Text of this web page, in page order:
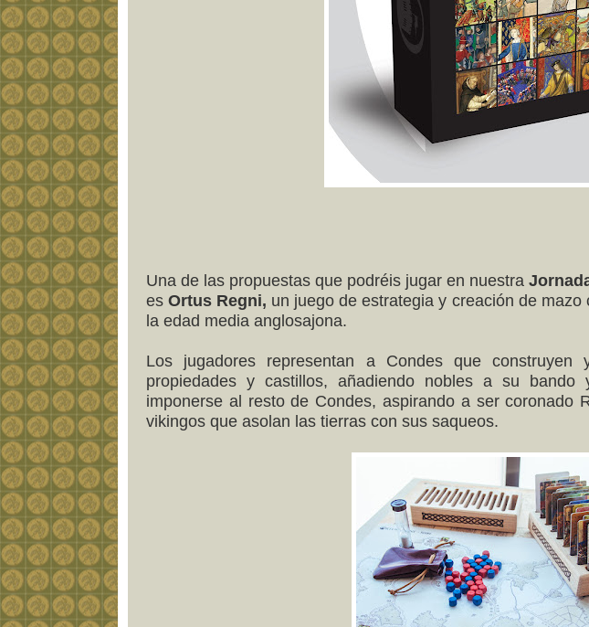
Una de las propuestas que podréis jugar en nuestra
esOrtus Regni, un juego de estrategia y creación de
la edad media anglosajona.
Los jugadores representan a Condes que
propiedades y castillos, añadiendo nobles a su bando
imponerse al resto de Condes, aspirando a ser coronado
vikingos que asolan las tierras con sus saqueos.